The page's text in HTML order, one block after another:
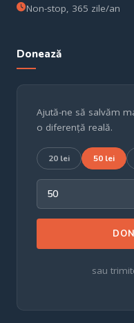
Non-stop, 365 zile/an
Donează
Ajută-ne să salvăm
o diferență reală.
20 lei 50 lei
sau